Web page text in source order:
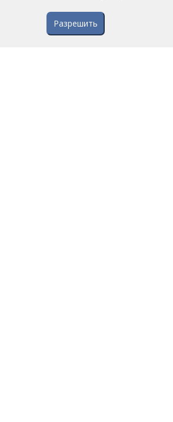
Экономичные и Недорогие Воздушные Завесы
Разрешить